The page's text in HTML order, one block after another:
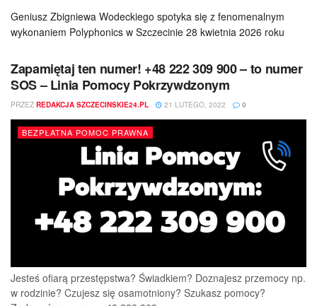
Geniusz Zbigniewa Wodeckiego spotyka się z fenomenalnym
wykonaniem Polyphonics w Szczecinie 28 kwietnia 2026 roku
Zapamiętaj ten numer! +48 222 309 900 – to numer
SOS – Linia Pomocy Pokrzywdzonym
PRZEZ REDAKCJA SZCZECINSKIE24.PL 21 LUTEGO, 2022 0
BEZPŁATNA POMOC PRAWNA
Jesteś ofiarą przestępstwa? Świadkiem? Doznajesz przemocy np.
w rodzinie? Czujesz się osamotniony? Szukasz pomocy?